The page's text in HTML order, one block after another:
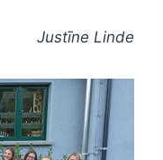
Justīne Linde